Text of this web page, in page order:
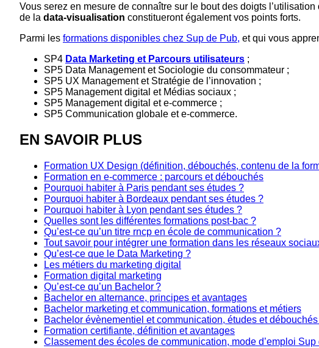
Vous serez en mesure de connaître sur le bout des doigts l’utilisation
de la data-visualisation constitueront également vos points forts.
Parmi les formations disponibles chez Sup de Pub, et qui vous
SP4 Data Marketing et Parcours utilisateurs ;
SP5 Data Management et Sociologie du consommateur ;
SP5 UX Management et Stratégie de l’innovation ;
SP5 Management digital et Médias sociaux ;
SP5 Management digital et e-commerce ;
SP5 Communication globale et e-commerce.
EN SAVOIR PLUS
Formation UX Design (définition, débouchés, contenu de la
Formation en e-commerce : parcours et débouchés
Pourquoi habiter à Paris pendant ses études ?
Pourquoi habiter à Bordeaux pendant ses études ?
Pourquoi habiter à Lyon pendant ses études ?
Quelles sont les différentes formations post-bac ?
Qu’est-ce qu’un titre rncp en école de communication ?
Tout savoir pour intégrer une formation dans les réseaux
Qu’est-ce que le Data Marketing ?
Les métiers du marketing digital
Formation digital marketing
Qu’est-ce qu’un Bachelor ?
Bachelor en alternance, principes et avantages
Bachelor marketing et communication, formations et métiers
Bachelor évènementiel et communication, études et
Formation certifiante, définition et avantages
Classement des écoles de communication, mode d’emploi Sup